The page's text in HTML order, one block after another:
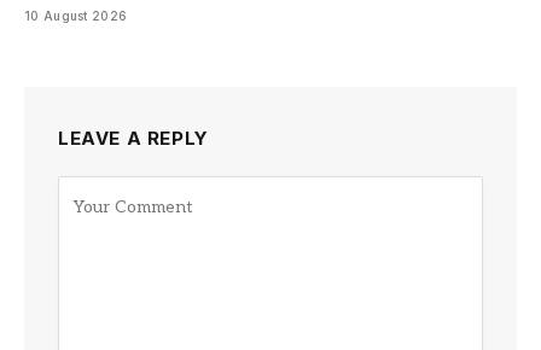
10 August 2026
LEAVE A REPLY